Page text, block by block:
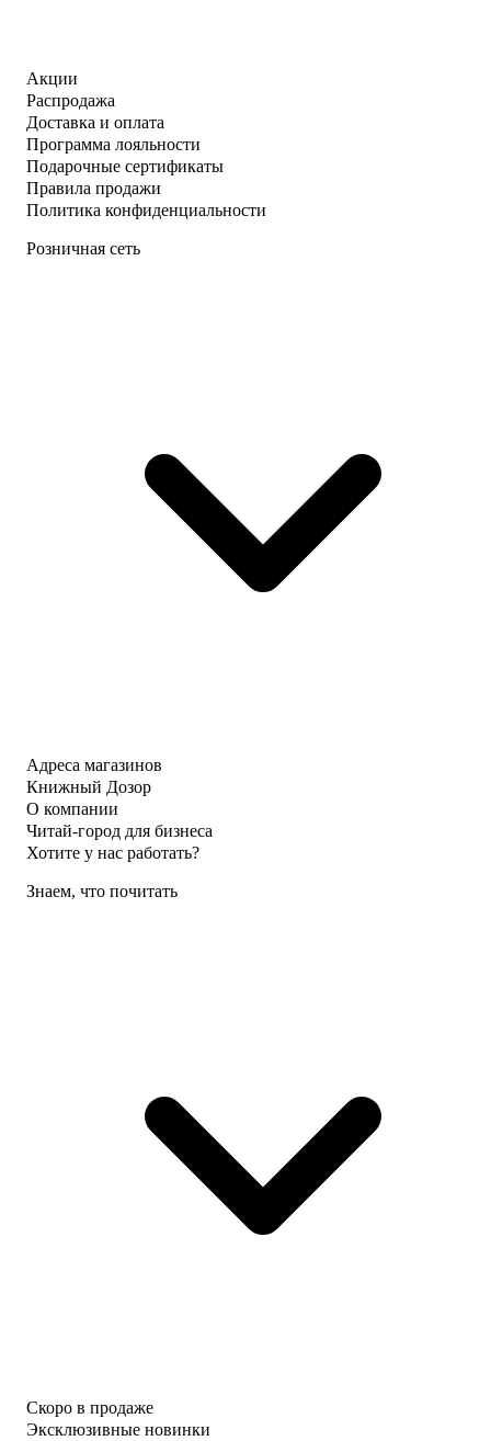
Акции
Распродажа
Доставка и оплата
Программа лояльности
Подарочные сертификаты
Правила продажи
Политика конфиденциальности
Розничная сеть
Адреса магазинов
Книжный Дозор
О компании
Читай-город для бизнеса
Хотите у нас работать?
Знаем, что почитать
Скоро в продаже
Эксклюзивные новинки